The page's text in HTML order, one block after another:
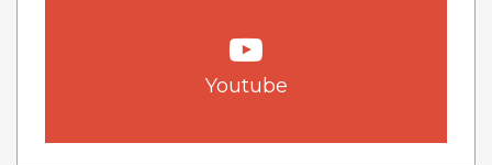
Youtube